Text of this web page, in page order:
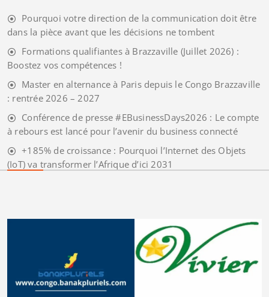
Pourquoi votre direction de la communication doit être
dans la pièce avant que les décisions ne tombent
Formations qualifiantes à Brazzaville (Juillet 2026) :
Boostez vos compétences !
Master en alternance à Paris depuis le Congo Brazzaville
: rentrée 2026 – 2027
Conférence de presse #EBusinessDays2026 : Le compte
à rebours est lancé pour l’avenir du business connecté
+185% de croissance : Pourquoi l’Internet des Objets
(IoT) va transformer l’Afrique d’ici 2031